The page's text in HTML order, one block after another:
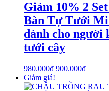
Giảm 10% 2
Bàn Tự Tưới
dành cho người
tưới cây
980.000₫ 900.000₫
Giảm giá!